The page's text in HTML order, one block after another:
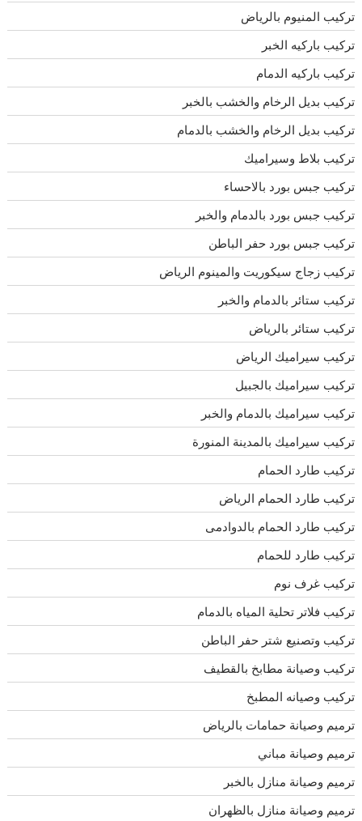
تركيب المنيوم بالرياض
تركيب باركيه الخبر
تركيب باركيه الدمام
تركيب بديل الرخام والخشب بالخبر
تركيب بديل الرخام والخشب بالدمام
تركيب بلاط وسيراميك
تركيب جبس بورد بالاحساء
تركيب جبس بورد بالدمام والخبر
تركيب جبس بورد حفر الباطن
تركيب زجاج سيكوريت والمينوم الرياض
تركيب ستائر بالدمام والخبر
تركيب ستائر بالرياض
تركيب سيراميك الرياض
تركيب سيراميك بالجبيل
تركيب سيراميك بالدمام والخبر
تركيب سيراميك بالمدينة المنورة
تركيب طارد الحمام
تركيب طارد الحمام الرياض
تركيب طارد الحمام بالدوادمى
تركيب طارد للحمام
تركيب غرف نوم
تركيب فلاتر تحلية المياه بالدمام
تركيب وتصنيع شتر حفر الباطن
تركيب وصيانة مطابخ بالقطيف
تركيب وصيانه المطبخ
ترميم وصيانة حمامات بالرياض
ترميم وصيانة مباني
ترميم وصيانة منازل بالخبر
ترميم وصيانة منازل بالظهران